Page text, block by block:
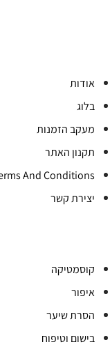
אודות
בלוג
מעקב הזמנות
תקנון האתר
And Conditions
יצירת קשר
קוסמטיקה
איפור
הסרת שיער
בישום וטיפוח